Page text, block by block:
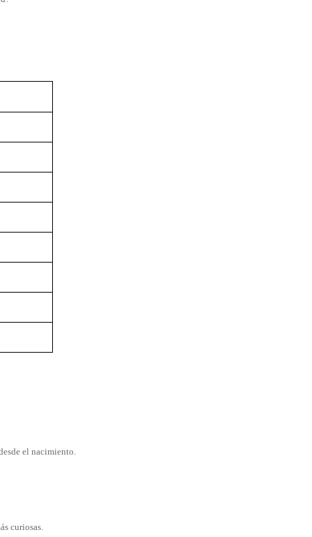
el nacimiento.
curiosas.